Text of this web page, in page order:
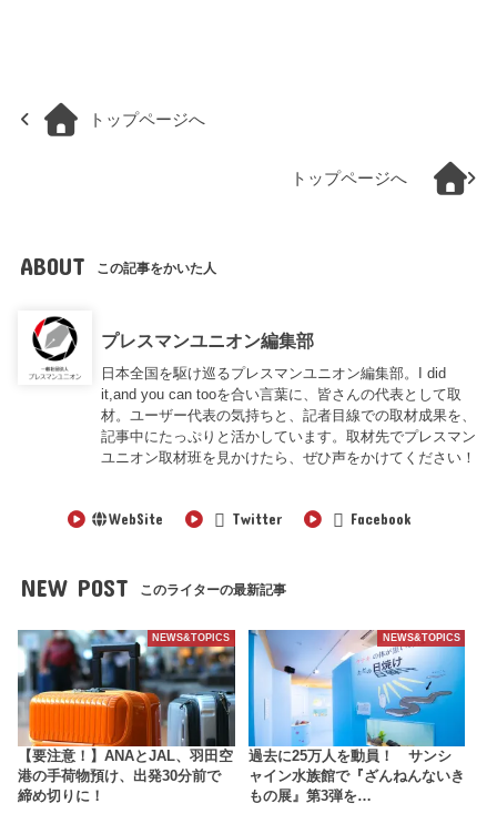
トップページへ
トップページへ
ABOUT この記事をかいた人
プレスマンユニオン編集部
日本全国を駆け巡るプレスマンユニオン編集部。I did
it,and you can tooを合い言葉に、皆さんの代表として取
材。ユーザー代表の気持ちと、記者目線での取材成果を、
記事中にたっぷりと活かしています。取材先でプレスマン
ユニオン取材班を見かけたら、ぜひ声をかけてください！
WebSite Twitter Facebook
NEW POST このライターの最新記事
NEWS&TOPICS
【要注意！】ANAとJAL、羽田空
港の手荷物預け、出発30分前で
締め切りに！
NEWS&TOPICS
過去に25万人を動員！ サンシ
ャイン水族館で『ざんねんないき
もの展』第3弾を…